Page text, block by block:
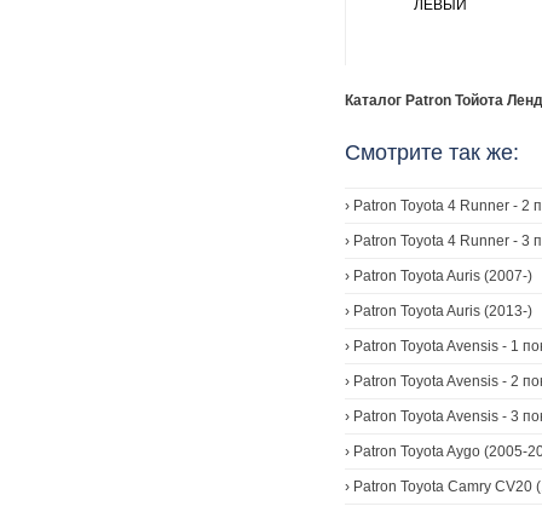
Каталог Patron Тойота
Смотрите так же:
› Patron Toyota 4 Runner - 2
› Patron Toyota 4 Runner - 3
› Patron Toyota Auris (2007-)
› Patron Toyota Auris (2013-)
› Patron Toyota Avensis - 1
› Patron Toyota Avensis - 2
› Patron Toyota Avensis - 3
› Patron Toyota Aygo (2005-
› Patron Toyota Camry CV20